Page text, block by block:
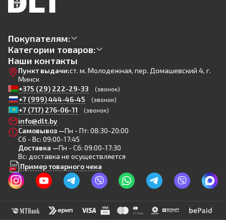
Покупателям:
Категории товаров:
Наши контакты
Пункт выдачи:ст. м. Молодежная, пер. Домашевский 4, г.
Минск
+375 (29) 222-29-33
(звонок)
+7 (999) 444-46-45 (звонок)
+7 (717) 276-06-11 (звонок)
info@dlt.by
Самовывоз —Пн - Пт: 08:30-20:00
Сб - Вс: 09:00-17:45
Доставка —Пн - Сб: 09:00-17:30
Вс: доставка не осуществляется
Пример товарного чека